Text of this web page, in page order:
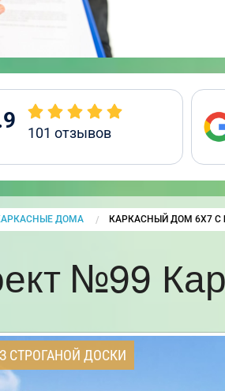
101 отзывов
ДОМА CURRENT:
КАРКАСНЫЙ ДОМ 6Х7 С
№99
СТРОГАНОЙ ДОСКИ